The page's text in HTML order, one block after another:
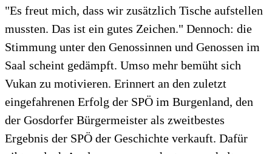
"Es freut mich, dass wir zusätzlich Tische aufstellen
mussten. Das ist ein gutes Zeichen." Dennoch: die
Stimmung unter den Genossinnen und Genossen im
Saal scheint gedämpft. Umso mehr bemüht sich
Vukan zu motivieren. Erinnert an den zuletzt
eingefahrenen Erfolg der SPÖ im Burgenland, den
der Gosdorfer Bürgermeister als zweitbestes
Ergebnis der SPÖ der Geschichte verkauft. Dafür